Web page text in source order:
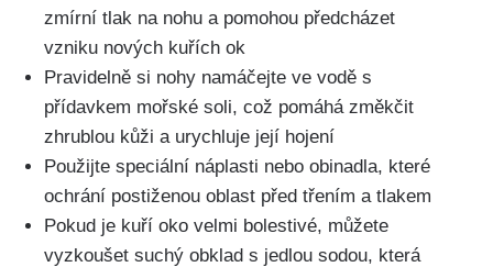
zmírní⁤ tlak na‍ nohu⁢ a ‌pomohou‍ předcházet
vzniku nových⁢ kuřích ok
Pravidelně si nohy namáčejte ve ⁣vodě s⁤
přídavkem mořské⁤ soli, což pomáhá změkčit
zhrublou kůži ⁤a urychluje její ​hojení
Použijte speciální náplasti nebo obinadla, které
ochrání postiženou oblast ‍před třením a tlakem
Pokud je kuří‍ oko⁢ velmi bolestivé, můžete
vyzkoušet suchý ‌obklad s​ jedlou sodou, která